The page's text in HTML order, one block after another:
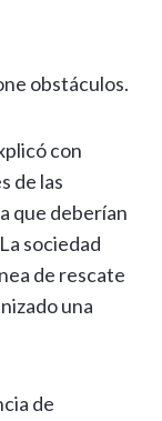
obstáculos.
con
de las
que deberían
sociedad
de rescate
una
de